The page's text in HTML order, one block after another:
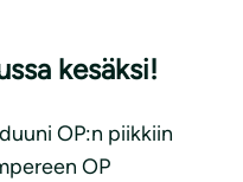
kesäksi!
OP:n piikkiin
OP